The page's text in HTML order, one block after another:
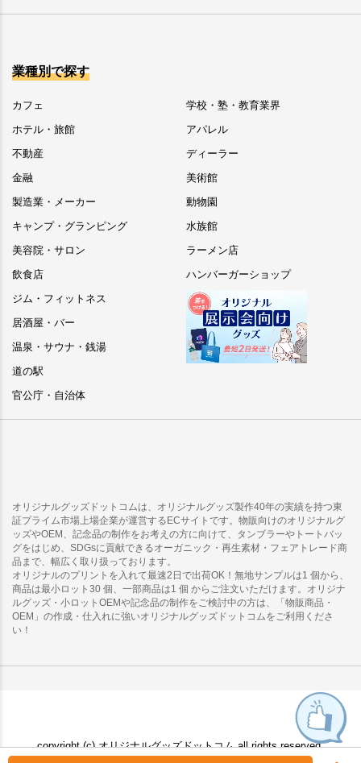
業種別で探す
カフェ
ホテル・旅館
不動産
金融
製造業・メーカー
キャンプ・グランピング
美容院・サロン
飲食店
ジム・フィットネス
居酒屋・バー
温泉・サウナ・銭湯
道の駅
官公庁・自治体
学校・塾・教育業界
アパレル
ディーラー
美術館
動物園
水族館
ラーメン店
ハンバーガーショップ
オリジナルグッズドットコムは、オリジナルグッズ製作40年の実績を持つ東
証プライム市場上場企業が運営するECサイトです。物販向けのオリジナルグ
ッズやOEM、記念品の制作をお考えの方に向けて、タンブラーやトートバッ
グをはじめ、SDGsに貢献できるオーガニック・再生素材・フェアトレード商
品まで、幅広く取り扱っております。
オリジナルのプリントを入れて最速2日で出荷OK！無地サンプルは1 個から、
商品は最小ロット30 個、一部商品は1 個 からご注文いただけます。オリジナ
ルグッズ・小ロットOEMや記念品の制作をご検討中の方は、「物販商品・
OEM」の作成・仕入れに強いオリジナルグッズドットコムをご利用くださ
い！
copyright (c) オリジナルグッズドットコム all rights reserved.